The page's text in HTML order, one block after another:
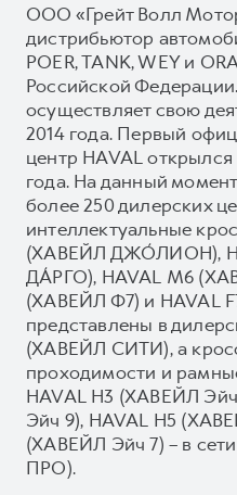
ООО «Грейт Волл
дистрибьютор
POER, TANK, WEY и
Российской
осуществляет свою
2014 года. Первый
центр HAVAL
года. На данный
более 250 дилерских
интеллектуальные
(ХАВЕЙЛ ДЖО́ЛИОН),
ДА́РГО), HAVAL М6
(ХАВЕЙЛ Ф7) и HAVAL
представлены в
(ХАВЕЙЛ СИТИ), а
проходимости и
HAVAL H3 (ХАВЕЙЛ
Эйч 9), HAVAL H5
(ХАВЕЙЛ Эйч 7) – в
ПРО).